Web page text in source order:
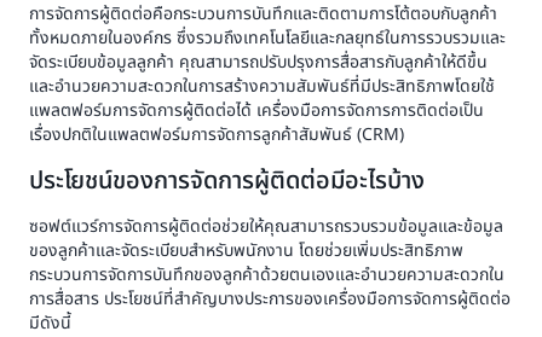
การจัดการผู้ติดต่อคือกระบวนการบันทึกและติดตามการโต้ตอบกับลูกค้า
ทั้งหมดภายในองค์กร ซึ่งรวมถึงเทคโนโลยีและกลยุทธ์ในการรวบรวมและ
จัดระเบียบข้อมูลลูกค้า คุณสามารถปรับปรุงการสื่อสารกับลูกค้าให้ดีขึ้น
และอำนวยความสะดวกในการสร้างความสัมพันธ์ที่มีประสิทธิภาพโดยใช้
แพลตฟอร์มการจัดการผู้ติดต่อได้ เครื่องมือการจัดการการติดต่อเป็น
เรื่องปกติในแพลตฟอร์มการจัดการลูกค้าสัมพันธ์ (CRM)
ประโยชน์ของการจัดการผู้ติดต่อมีอะไรบ้าง
ซอฟต์แวร์การจัดการผู้ติดต่อช่วยให้คุณสามารถรวบรวมข้อมูลและข้อมูล
ของลูกค้าและจัดระเบียบสำหรับพนักงาน โดยช่วยเพิ่มประสิทธิภาพ
กระบวนการจัดการบันทึกของลูกค้าด้วยตนเองและอำนวยความสะดวกใน
การสื่อสาร ประโยชน์ที่สำคัญบางประการของเครื่องมือการจัดการผู้ติดต่อ
มีดังนี้